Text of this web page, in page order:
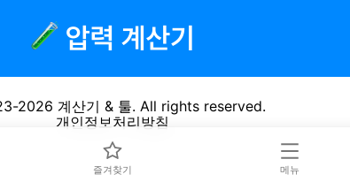
즐겨찾기 메뉴
2026 계산기 & 툴. All rights reserved.
개인정보처리방침